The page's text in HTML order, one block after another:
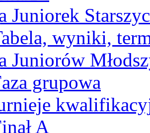
Juniorek
wyniki,
Juniorów
grupowa
A